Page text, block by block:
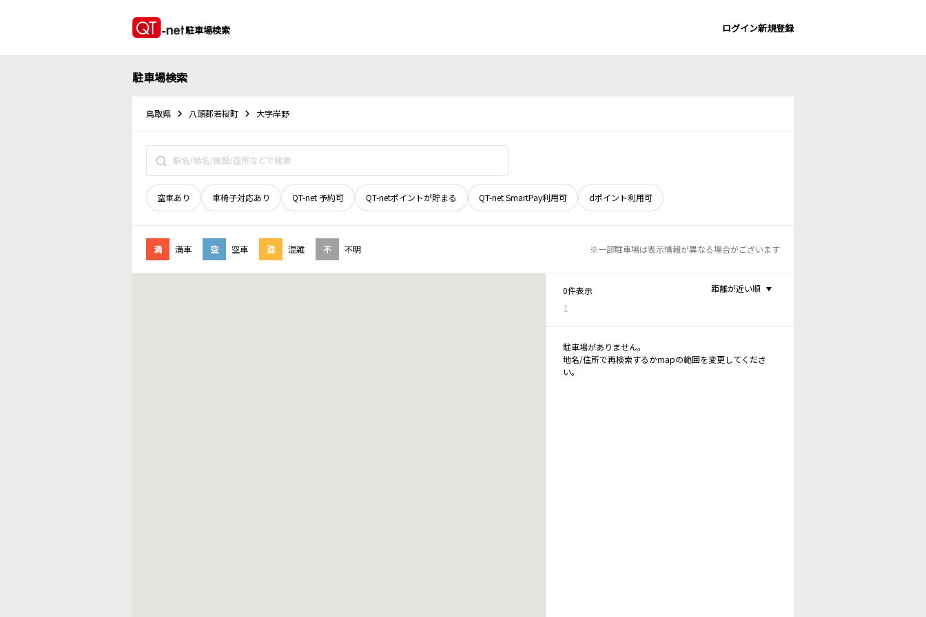
駐車場検索 ログイン新規登録
駐車場検索
鳥取県 八頭郡若桜町 大字岸野
空車あり 車椅子対応あり QT-net 予約可 QT-netポイントが貯まる QT-net SmartPay利用可 dポイント利用可
満 満車 空 空車 混 混雑 不 不明 ※一部駐車場は表示情報が異なる場合がございます
0件表示
1
距離が近い順
駐車場がありません。
地名/住所で再検索するかmapの範囲を変更してくださ
い。